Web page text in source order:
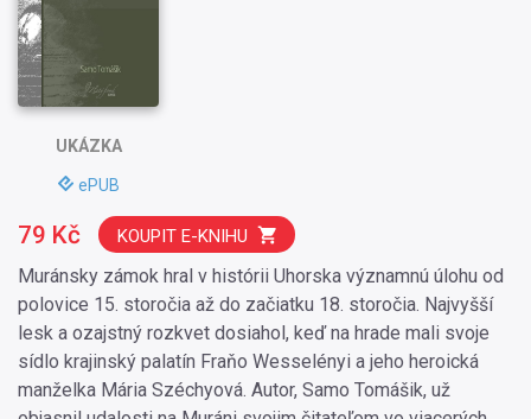
UKÁZKA
ePUB
Muránsky zámok hral v histórii Uhorska významnú úlohu od
polovice 15. storočia až do začiatku 18. storočia. Najvyšší
lesk a ozajstný rozkvet dosiahol, keď na hrade mali svoje
sídlo krajinský palatín Fraňo Wesselényi a jeho heroická
manželka Mária Széchyová. Autor, Samo Tomášik, už
79 Kč KOUPIT E-KNIHU